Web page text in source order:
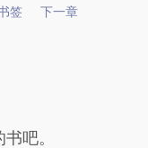
签 下一章
吧。